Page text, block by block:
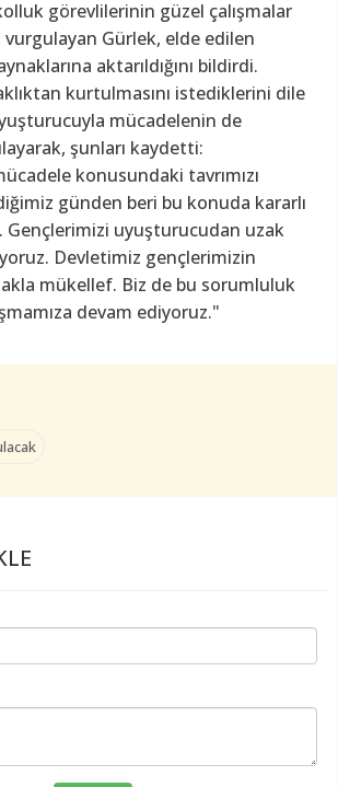
kolluk görevlilerinin güzel çalışmalar
Gürlek, elde edilen
aktarıldığını bildirdi.
kurtulmasını istediklerini dile
mücadelenin de
şunları kaydetti:
konusundaki tavrımızı
günden beri bu konuda kararlı
Gençlerimizi uyuşturucudan uzak
Devletimiz gençlerimizin
mükellef. Biz de bu sorumluluk
devam ediyoruz."